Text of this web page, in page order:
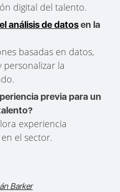
digital del talento.
análisis de datosen la
basadas en datos,
la
previa para un
experiencia
el sector.
Barker